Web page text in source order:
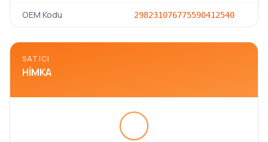
OEM Kodu 298231076775590412540
SATICI
HIMKA